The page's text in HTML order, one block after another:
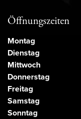
Öffnungszeiten
Montag
Dienstag
Mittwoch
Donnerstag
Freitag
Samstag
Sonntag